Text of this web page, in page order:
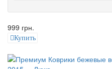
999 грн.
Купить